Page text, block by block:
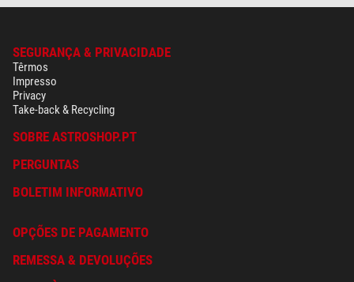
SEGURANÇA & PRIVACIDADE
Têrmos
Impresso
Privacy
Take-back & Recycling
SOBRE ASTROSHOP.PT
PERGUNTAS
BOLETIM INFORMATIVO
OPÇÕES DE PAGAMENTO
REMESSA & DEVOLUÇÕES